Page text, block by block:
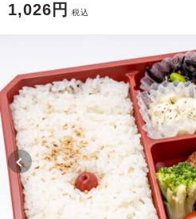
1,026円 税込